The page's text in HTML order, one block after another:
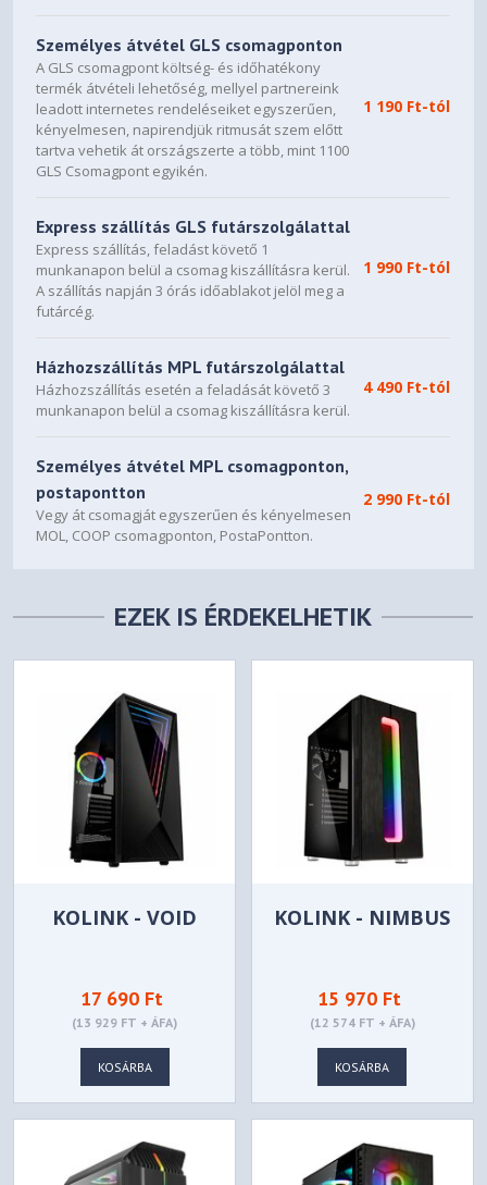
Személyes átvétel GLS csomagponton
A GLS csomagpont költség- és időhatékony
termék átvételi lehetőség, mellyel partnereink
leadott internetes rendeléseiket egyszerűen,
kényelmesen, napirendjük ritmusát szem előtt
tartva vehetik át országszerte a több, mint 1100
GLS Csomagpont egyikén.
1 190 Ft-tól
Express szállítás GLS futárszolgálattal
Express szállítás, feladást követő 1
munkanapon belül a csomag kiszállításra kerül.
A szállítás napján 3 órás időablakot jelöl meg a
futárcég.
1 990 Ft-tól
Házhozszállítás MPL futárszolgálattal
Házhozszállítás esetén a feladását követő 3
munkanapon belül a csomag kiszállításra kerül.
4 490 Ft-tól
Személyes átvétel MPL csomagponton,
postapontton
Vegy át csomagját egyszerűen és kényelmesen
MOL, COOP csomagponton, PostaPontton.
2 990 Ft-tól
EZEK IS ÉRDEKELHETIK
KOLINK - VOID
17 690 Ft
(13 929 FT + ÁFA)
KOSÁRBA
KOLINK - NIMBUS
15 970 Ft
(12 574 FT + ÁFA)
KOSÁRBA